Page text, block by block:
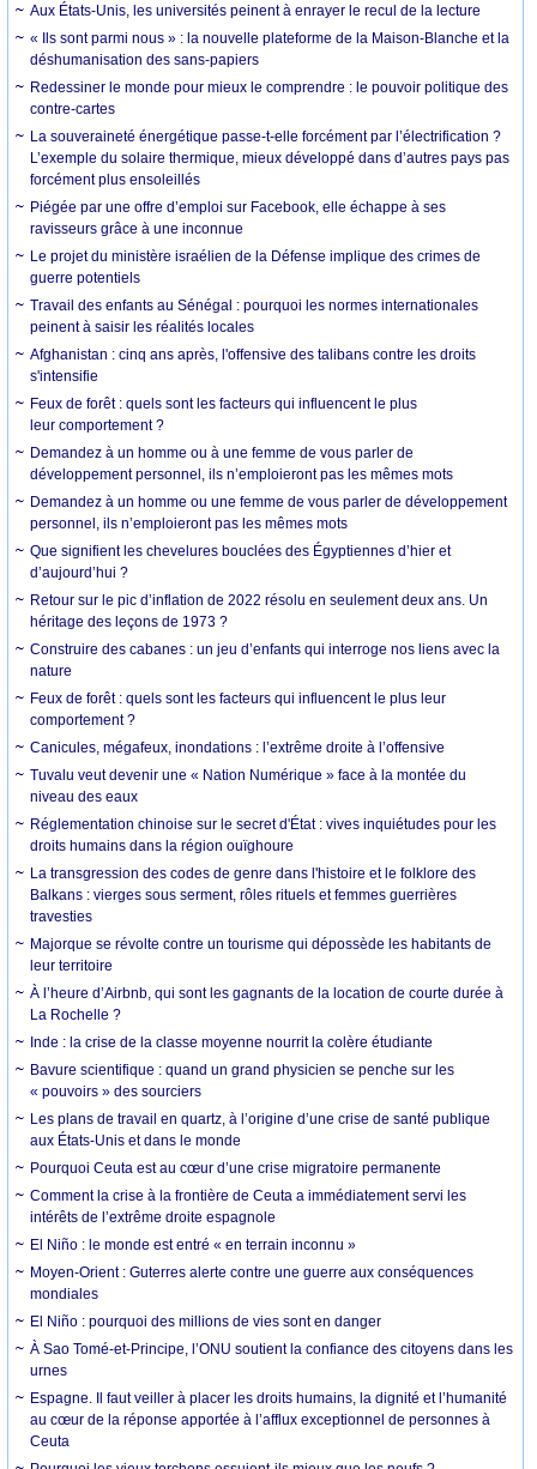
Aux États-Unis, les universités peinent à enrayer le recul de la lecture
« Ils sont parmi nous » : la nouvelle plateforme de la Maison-Blanche et la
déshumanisation des sans-papiers
Redessiner le monde pour mieux le comprendre : le pouvoir politique des
contre-cartes
La souveraineté énergétique passe-t-elle forcément par l’électrification ?
L’exemple du solaire thermique, mieux développé dans d’autres pays pas
forcément plus ensoleillés
Piégée par une offre d’emploi sur Facebook, elle échappe à ses
ravisseurs grâce à une inconnue
Le projet du ministère israélien de la Défense implique des crimes de
guerre potentiels
Travail des enfants au Sénégal : pourquoi les normes internationales
peinent à saisir les réalités locales
Afghanistan : cinq ans après, l'offensive des talibans contre les droits
s'intensifie
Feux de forêt : quels sont les facteurs qui influencent le plus
leur comportement ?
Demandez à un homme ou à une femme de vous parler de
développement personnel, ils n’emploieront pas les mêmes mots
Demandez à un homme ou une femme de vous parler de développement
personnel, ils n’emploieront pas les mêmes mots
Que signifient les chevelures bouclées des Égyptiennes d’hier et
d’aujourd’hui ?
Retour sur le pic d’inflation de 2022 résolu en seulement deux ans. Un
héritage des leçons de 1973 ?
Construire des cabanes : un jeu d’enfants qui interroge nos liens avec la
nature
Feux de forêt : quels sont les facteurs qui influencent le plus leur
comportement ?
Canicules, mégafeux, inondations : l’extrême droite à l’offensive
Tuvalu veut devenir une « Nation Numérique » face à la montée du
niveau des eaux
Réglementation chinoise sur le secret d'État : vives inquiétudes pour les
droits humains dans la région ouïghoure
La transgression des codes de genre dans l'histoire et le folklore des
Balkans : vierges sous serment, rôles rituels et femmes guerrières
travesties
Majorque se révolte contre un tourisme qui dépossède les habitants de
leur territoire
À l’heure d’Airbnb, qui sont les gagnants de la location de courte durée à
La Rochelle ?
Inde : la crise de la classe moyenne nourrit la colère étudiante
Bavure scientifique : quand un grand physicien se penche sur les
« pouvoirs » des sourciers
Les plans de travail en quartz, à l’origine d’une crise de santé publique
aux États-Unis et dans le monde
Pourquoi Ceuta est au cœur d’une crise migratoire permanente
Comment la crise à la frontière de Ceuta a immédiatement servi les
intérêts de l’extrême droite espagnole
El Niño : le monde est entré « en terrain inconnu »
Moyen-Orient : Guterres alerte contre une guerre aux conséquences
mondiales
El Niño : pourquoi des millions de vies sont en danger
À Sao Tomé-et-Principe, l’ONU soutient la confiance des citoyens dans les
urnes
Espagne. Il faut veiller à placer les droits humains, la dignité et l’humanité
au cœur de la réponse apportée à l’afflux exceptionnel de personnes à
Ceuta